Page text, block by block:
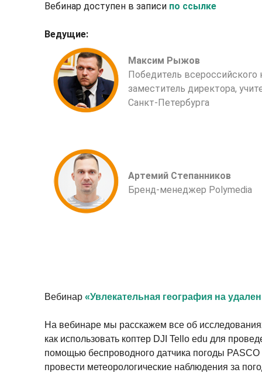
Вебинар доступен в записи по ссылке
Ведущие:
Максим Рыжов
Победитель всероссийского
заместитель директора,
Санкт-Петербурга
Артемий Степанников
Бренд-менеджер Polymedia
Вебинар «Увлекательная география на
На вебинаре мы расскажем все об
как использовать коптер DJI Tello edu для
помощью беспроводного датчика погоды
провести метеорологические наблюдения за